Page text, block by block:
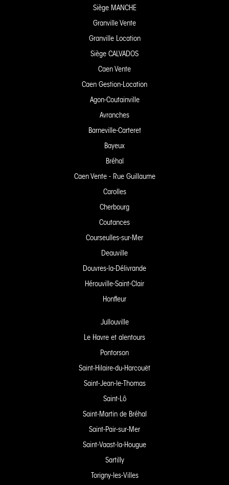
Siège MANCHE
Granville Vente
Granville Location
Siège CALVADOS
Caen Vente
Caen Gestion-Location
Agon-Coutainville
Avranches
Barneville-Carteret
Bayeux
Bréhal
Caen Vente - Rue Guillaume
Carolles
Cherbourg
Coutances
Courseulles-sur-Mer
Deauville
Douvres-la-Délivrande
Hérouville-Saint-Clair
Honfleur
Jullouville
Le Havre et alentours
Pontorson
Saint-Hilaire-du-Harcouët
Saint-Jean-le-Thomas
Saint-Lô
Saint-Martin de Bréhal
Saint-Pair-sur-Mer
Saint-Vaast-la-Hougue
Sartilly
Torigny-les-Villes